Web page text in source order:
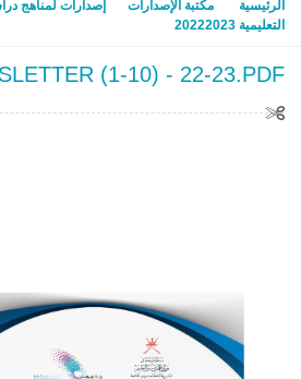
الرئيسية مكتبة الإصدارات إصدارات لمناهج
التعليمية 20222023
(1-10) - 22-23.PDF